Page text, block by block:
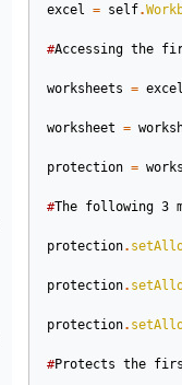
excel = self.
#Accessing the
worksheets = excel
worksheet =
protection =
#The following 3
protection.
protection.
protection.
#Protects the